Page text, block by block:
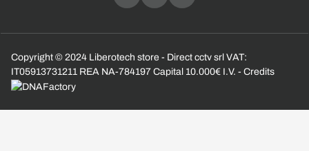
Copyright © 2024 Liberotech store - Direct cctv srl VAT:
IT05913731211 REA NA-784197 Capital 10.000€ I.V. - Credits